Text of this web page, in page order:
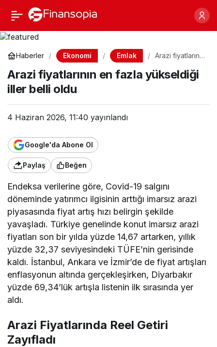
Haberler Ekonomi Emlak
Arazi fiyatlarının
yükseldiği iller
belli oldu
Arazi fiyatlarının en fazla yükseldiği
iller belli oldu
4 Haziran 2026, 11:40 yayınlandı
Google'da Abone Ol
Paylaş Beğen
Endeksa verilerine göre, Covid-19 salgını
döneminde yatırımcı ilgisinin arttığı imarsız arazi
piyasasında fiyat artış hızı belirgin şekilde
yavaşladı. Türkiye genelinde konut imarsız arazi
fiyatları son bir yılda yüzde 14,67 artarken, yıllık
yüzde 32,37 seviyesindeki TÜFE’nin gerisinde
kaldı. İstanbul, Ankara ve İzmir’de de fiyat artışları
enflasyonun altında gerçekleşirken, Diyarbakır
yüzde 69,34’lük artışla listenin ilk sırasında yer
aldı.
Arazi Fiyatlarında Reel Getiri
Zayıfladı
Arazi fiyatlarının en
fazla yükseldiği iller belli
Paylaş